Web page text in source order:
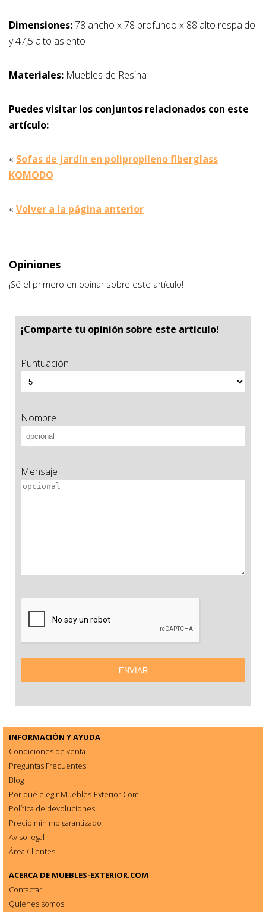
Dimensiones:78 ancho x 78 profundo x 88 alto respaldo
y 47,5 alto asiento
Materiales: Muebles de Resina
Puedes visitar los conjuntos relacionados con este
artículo:
« Sofas de jardín en polipropileno fiberglass
KOMODO
« Volver a la página anterior
Opiniones
¡Sé el primero en opinar sobre este artículo!
¡Comparte tu opinión sobre este artículo!
Puntuación
Nombre
Mensaje
INFORMACIÓN Y AYUDA
Condiciones de venta
Preguntas Frecuentes
Blog
Por qué elegir Muebles-Exterior.Com
Política de devoluciones
Precio mínimo garantizado
Aviso legal
Área Clientes
ACERCA DE MUEBLES-EXTERIOR.COM
Contactar
Quienes somos